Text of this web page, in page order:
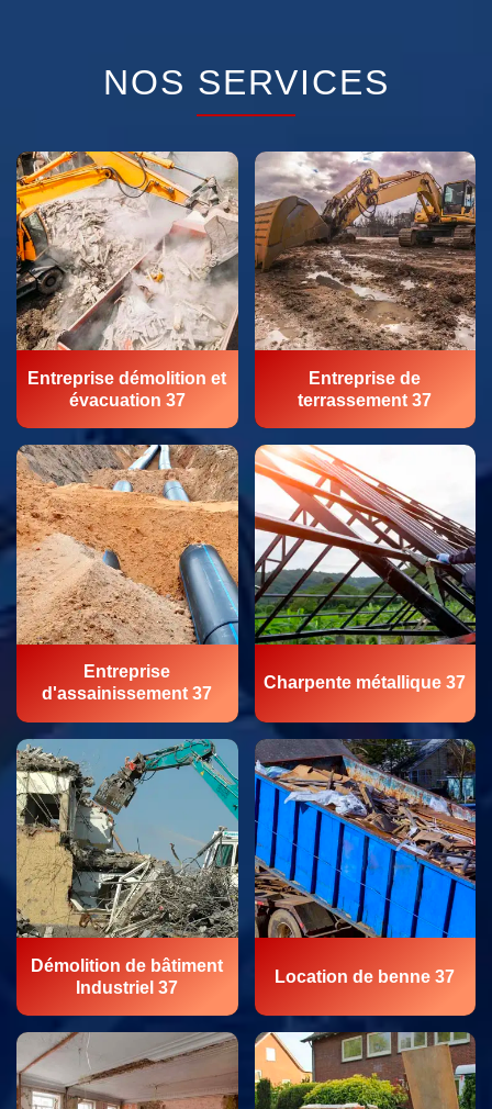
NOS SERVICES
Entreprise démolition et
évacuation 37
Entreprise de
terrassement 37
Entreprise
d'assainissement 37
Charpente métallique 37
Démolition de bâtiment
Industriel 37
Location de benne 37